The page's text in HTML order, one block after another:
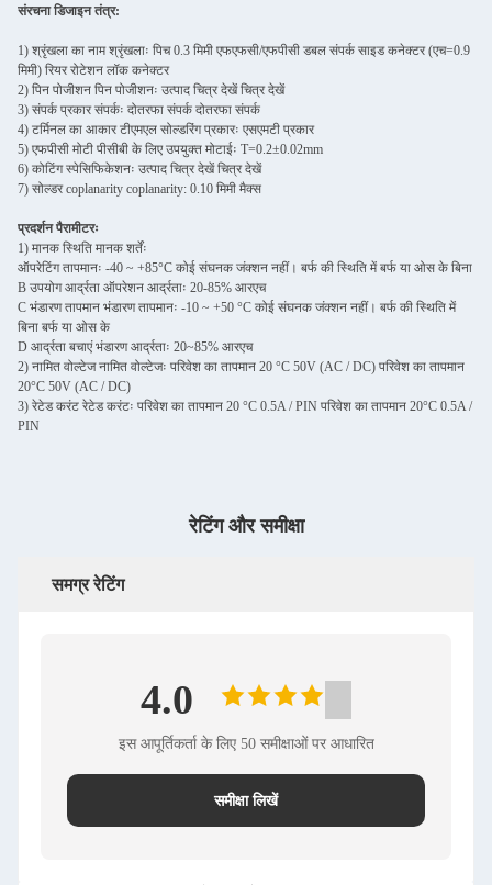
संरचना डिजाइन तंत्र:
1) श्रृंखला का नाम श्रृंखलाः पिच 0.3 मिमी एफएफसी/एफपीसी डबल संपर्क साइड कनेक्टर (एच=0.9
मिमी) रियर रोटेशन लॉक कनेक्टर
2) पिन पोजीशन पिन पोजीशनः उत्पाद चित्र देखें चित्र देखें
3) संपर्क प्रकार संपर्कः दोतरफा संपर्क दोतरफा संपर्क
4) टर्मिनल का आकार टीएमएल सोल्डरिंग प्रकारः एसएमटी प्रकार
5) एफपीसी मोटी पीसीबी के लिए उपयुक्त मोटाईः T=0.2±0.02mm
6) कोटिंग स्पेसिफिकेशनः उत्पाद चित्र देखें चित्र देखें
7) सोल्डर coplanarity coplanarity: 0.10 मिमी मैक्स
प्रदर्शन पैरामीटरः
1) मानक स्थिति मानक शर्तेंः
ऑपरेटिंग तापमानः -40 ~ +85°C कोई संघनक जंक्शन नहीं। बर्फ की स्थिति में बर्फ या ओस के बिना
B उपयोग आर्द्रता ऑपरेशन आर्द्रताः 20-85% आरएच
C भंडारण तापमान भंडारण तापमानः -10 ~ +50 °C कोई संघनक जंक्शन नहीं। बर्फ की स्थिति में
बिना बर्फ या ओस के
D आर्द्रता बचाएं भंडारण आर्द्रताः 20~85% आरएच
2) नामित वोल्टेज नामित वोल्टेजः परिवेश का तापमान 20 °C 50V (AC / DC) परिवेश का तापमान
20°C 50V (AC / DC)
3) रेटेड करंट रेटेड करंटः परिवेश का तापमान 20 °C 0.5A / PIN परिवेश का तापमान 20°C 0.5A /
PIN
रेटिंग और समीक्षा
समग्र रेटिंग
4.0
इस आपूर्तिकर्ता के लिए 50 समीक्षाओं पर आधारित
समीक्षा लिखें